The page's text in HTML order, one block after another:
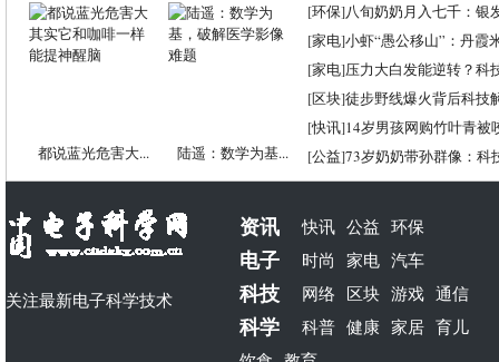
都说蓝光危害大... 陆遥：数学为基...
[环保]八旬奶奶月入七千：银
[家电]小虾“愚公移山”：丹霞
[家电]压力大白发能逆转？科
[区块]徒步野线爆火背后科技
[快讯]14岁男孩网购竹叶青被
[公益]73岁奶奶带孙群像：科
关注最新电子科学技术
资讯 快讯 公益 环保
电子 时尚 家电 汽车
科技 网络 区块 游戏 通信
科学 科普 健康 家居 育儿